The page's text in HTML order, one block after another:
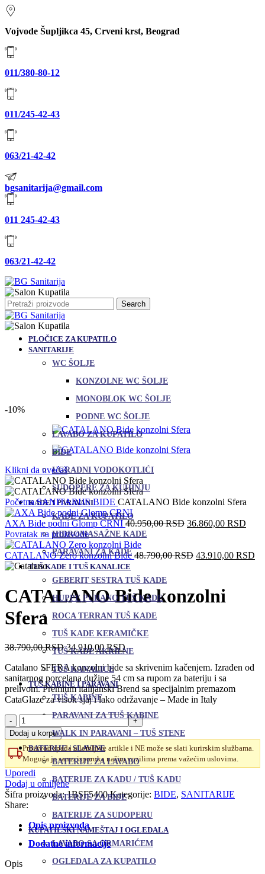
Vojvode Šupljikca 45, Crveni krst, Beograd
011/380-80-12
011/245-42-43
063/21-42-42
bgsanitarija@gmail.com
011 245-42-43
063/21-42-42
Search
PLOČICE ZA KUPATILO
SANITARIJE
WC ŠOLJE
KONZOLNE WC ŠOLJE
MONOBLOK WC ŠOLJE
PODNE WC ŠOLJE
LAVABO ZA KUPATILO
BIDE
UGRADNI VODOKOTLIĆI
SUDOPERE ZA KUHINJU
KADE I PARAVANI
KADE ZA KUPATILO
HIDROMASAŽNE KADE
PARAVANI ZA KADE
TUŠ KADE I TUŠ KANALICE
GEBERIT SESTRA TUŠ KADE
HUPPE PURANO TUŠ KADE
ROCA TERRAN TUŠ KADE
TUŠ KADE KERAMIČKE
TUŠ KADE AKRILNE
TUŠ KANALICE
TUŠ KABINE I PARAVANI
TUŠ KABINE
PARAVANI ZA TUŠ KABINE
WALK IN PARAVANI – TUŠ STENE
BATERIJE / SLAVINE
BATERIJE ZA LAVABO
BATERIJE ZA KADU / TUŠ KADU
BATERIJE ZA BIDE
BATERIJE ZA SUDOPERU
KUPATILSKI NAMEŠTAJ I OGLEDALA
LAVABO SA ORMARIĆEM
OGLEDALA ZA KUPATILO
-10%
Klikni da uvećaš
PočetnaSANITARIJEBIDE CATALANO Bide konzolni Sfera
AXA Bide podni Glomp CRNI40.950,00RSD Originalna
bila:
36.860,00 RSD
Povratak na proizvode
CATALANO Zero konzolni Bide 48.790,00RSD Originalna
48.790,00 RSD.
43.910,00 RSD
CATALANO Bide konzolni
Sfera
38.790,00RSDOriginalna
cena
je
bila:
38.790,00 RSD.
34.910,00RSDTrenutna
cena
je:
34.910,00 RSD.
Catalano SFERA konzolni bide sa skrivenim kačenjem. Izrađen od
sanitarnog porcelana dužine 54 cm sa rupom za bateriju i sa
prelivom. Premium italijanski Brend sa specijalnim premazom
CataGlaze za visok sjaj i lako održavanje – Made in Italy
CATALANO
Bide
konzolni
Sfera
količina
Dodaj u korpu
Proizvod spada u lomljive artikle i NE može se slati kurirskim službama.
Moguća je samo isporuka našim vozilima prema važećim uslovima.
Uporedi
Dodaj u omiljene
Šifra proizvoda:1BSF5400Kategorije: BIDE, SANITARIJE
Share:
Opis proizvoda
Dodatne informacije
Opis